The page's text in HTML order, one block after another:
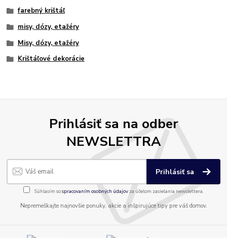
farebný krištáľ
misy, dózy, etažéry
Misy, dózy, etažéry
Krištáľové dekorácie
Prihlásiť sa na odber
NEWSLETTRA
Prihlásiť sa
Súhlasím sospracovaním osobných údajov za účelom zasielania newslettera.
Nepremeškajte najnovšie ponuky, akcie a inšpirujúce tipy pre váš domov.